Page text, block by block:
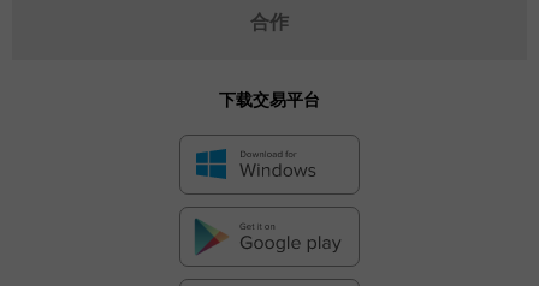
合作
下载交易平台